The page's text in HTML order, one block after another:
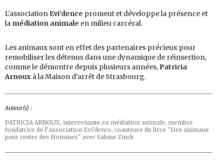
L’association Evi’dence promeut et développe la présence et
la médiation animale en milieu carcéral.
Les animaux sont en effet des partenaires précieux pour
remobiliser les détenus dans une dynamique de réinsertion,
comme le démontre depuis plusieurs années, Patricia
Arnoux à la Maison d’arrêt de Strasbourg.
Auteur(s) :
PATRICIA ARNOUX, intervenante en médiation animale, membre
fondatrice de l’association Evi’dence, coauteure du livre "Des animaux
pour rester des Hommes" avec Sabine Zinck